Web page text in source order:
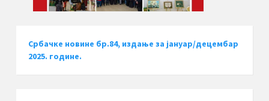
Србачке новине бр.84, издање за јануар/децембар
2025. године.